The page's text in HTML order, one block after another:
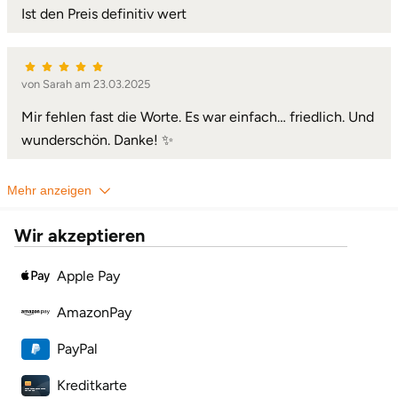
Ist den Preis definitiv wert
von Sarah am 23.03.2025
Mir fehlen fast die Worte. Es war einfach… friedlich. Und
wunderschön. Danke! ✨
Mehr anzeigen
Wir akzeptieren
Apple Pay
AmazonPay
PayPal
Kreditkarte